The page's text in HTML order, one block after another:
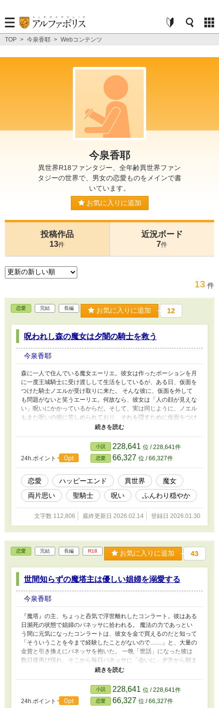
TOP > 今泉香耶 > Webコンテンツ
今泉香耶
異世界R18ファンタジー、全年齢異世界ファン
タジーの世界で、男女の恋愛ものをメインで書
いています。
お気に入りに追加
投稿作品
13件
近況ボード
7件
13 件
恋愛 完結 長編 お気に入りに追加 12
呪われし森の魔女は夕闇の騎士を救う
今泉香耶
森に一人で住んでいる魔女エーリエ。彼女は作ったポーションを月
に一度王城騎士に受け渡しして生活をしているが、ある日、仮面を
つけた騎士ノエルが受け取りに来た。 そんな彼に、仮面を外して
も問題がないと笑うエーリエ。何故なら、彼女は「人の顔が見えな
い」呪いにかかっているからだ。そして、実は同じように、ノエル
もまた呪いの痕に苦しめられており、それを隠すために仮面をつけ
ていた。その上、彼には秘密があって……。 穏やかでのんびり屋
くりと恋を育む物語です。
24h.ポイント 0pt
小説 228,641 位 / 228,641件
恋愛 66,327 位 / 66,327件
恋愛 ハッピーエンド 異世界
魔女
両片思い
聖騎士 呪い ふんわり穏やか
文字数 112,806 最終更新日 2026.02.14 登録日 2026.01.30
恋愛 完結 長編 R18 お気に入りに追加 43
世間知らずの魔塔主は優しい娼婦を溺愛する
今泉香耶
『魔塔』の主、ちょっと呑気で浮世離れしたコンラート。彼はある
日瀕死の状態で娼婦のバネッサに拾われる。 魔法の力であっとい
う間に元気になったコンラートは、彼女を金で買えるのだと知って
「そういうことを今まで経験したことがないので……」と、大量の
金貨と引き換えにバネッサを抱いた。 一晩「世話」になった彼は
数日後再び現れ、そこから毎日バネッサに「会いに」夕方から朝ま
での予約を入れ、足しげく通うことに。彼はバネッサに執着をして
何故か拒んでいて……。 人をあまり信じない、殺そうとするなら
殺す、と淡々と語るコンラートと、娼婦なのに正義感が強いなんて
馬鹿みたいでしょ、と語るバネッサ。どちらも幼い頃家族から捨て
24h.ポイント 0pt
小説 228,641 位 / 228,641件
恋愛 66,327 位 / 66,327件